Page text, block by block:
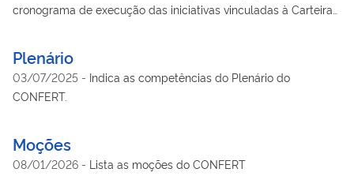
cronograma de execução das iniciativas vinculadas à Carteira
Plenário
03/07/2025 - Indica as competências do Plenário do
CONFERT.
Moções
08/01/2026 - Lista as moções do CONFERT